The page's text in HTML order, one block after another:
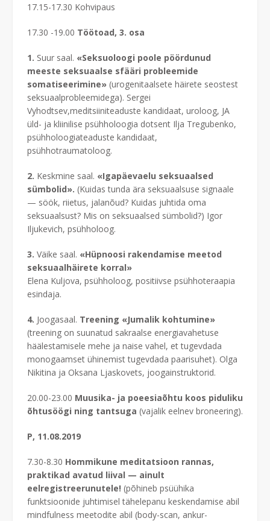
17.15-17.30 Kohvipaus
17.30 -19.00 Töötoad, 3. osa
1. Suur saal. «Seksuoloogi poole pöördunud
meeste seksuaalse sfääri probleemide
somatiseerimine» (urogenitaalsete häirete seostest
seksuaalprobleemidega). Sergei
Vyhodtsev,meditsiiniteaduste kandidaat, uroloog, JA
üld- ja kliinilise psühholoogia dotsent Ilja Tregubenko,
psühholoogiateaduste kandidaat,
psühhotraumatoloog.
2. Keskmine saal. «Igapäevaelu seksuaalsed
sümbolid». (Kuidas tunda ära seksuaalsuse signaale
— söök, riietus, jalanõud? Kuidas juhtida oma
seksuaalsust? Mis on seksuaalsed sümbolid?) Igor
Iljukevich, psühholoog.
3. Väike saal. «Hüpnoosi rakendamise meetod
seksuaalhäirete korral»
Elena Kuljova, psühholoog, positiivse psühhoteraapia
esindaja.
4. Joogasaal. Treening «Jumalik kohtumine»
(treening on suunatud sakraalse energiavahetuse
häälestamisele mehe ja naise vahel, et tugevdada
monogaamset ühinemist tugevdada paarisuhet). Olga
Nikitina ja Oksana Ljaskovets, joogainstruktorid.
20.00-23.00 Muusika- ja poeesiaõhtu koos piduliku
õhtusöögi ning tantsuga (vajalik eelnev broneering).
P, 11.08.2019
7.30-8.30 Hommikune meditatsioon rannas,
praktikad avatud liival — ainult
eelregistreerunutele! (põhineb psüühika
funktsioonide juhtimisel tähelepanu keskendamise abil
mindfulness meetodite abil (body-scan, ankur-